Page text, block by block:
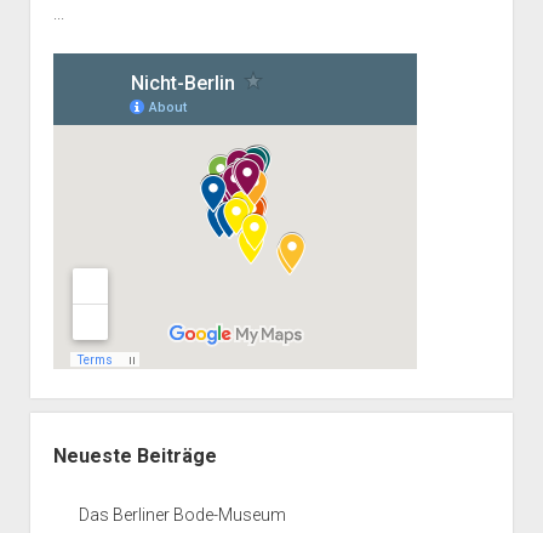
...
Neueste Beiträge
Das Berliner Bode-Museum